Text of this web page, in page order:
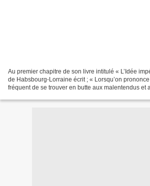
Au premier chapitre de son livre intitulé « L’Idée
de Habsbourg-Lorraine écrit ; « Lorsqu’on
fréquent de se trouver en butte aux malentendus et